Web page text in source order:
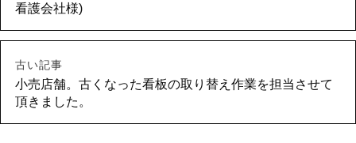
看護会社様)
古い記事
小売店舗。古くなった看板の取り替え作業を担当させて
頂きました。